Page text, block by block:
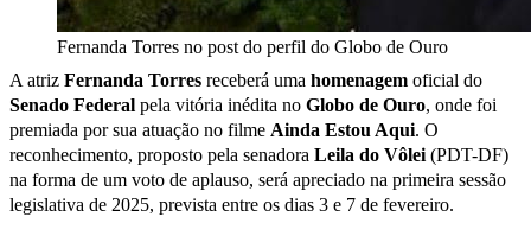
Fernanda Torres no post do perfil do Globo de Ouro
A atriz Fernanda Torres receberá uma homenagem oficial do
Senado Federal pela vitória inédita no Globo de Ouro, onde foi
premiada por sua atuação no filme Ainda Estou Aqui. O
reconhecimento, proposto pela senadora Leila do Vôlei (PDT-DF)
na forma de um voto de aplauso, será apreciado na primeira sessão
legislativa de 2025, prevista entre os dias 3 e 7 de fevereiro.